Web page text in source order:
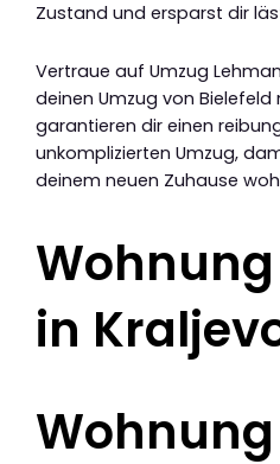
Zustand und ersparst dir
Vertraue auf Umzug
deinen Umzug von Bielefeld
garantieren dir einen
unkomplizierten Umzug,
deinem neuen Zuhause
in